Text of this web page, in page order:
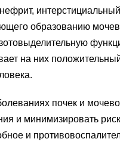
образованию
на них
почек и
и минимизировать
и